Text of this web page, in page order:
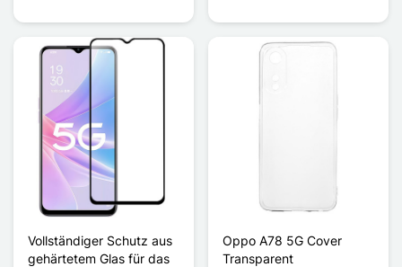
Vollständiger Schutz aus
gehärtetem Glas für das
Oppo A78 5G Cover
Transparent